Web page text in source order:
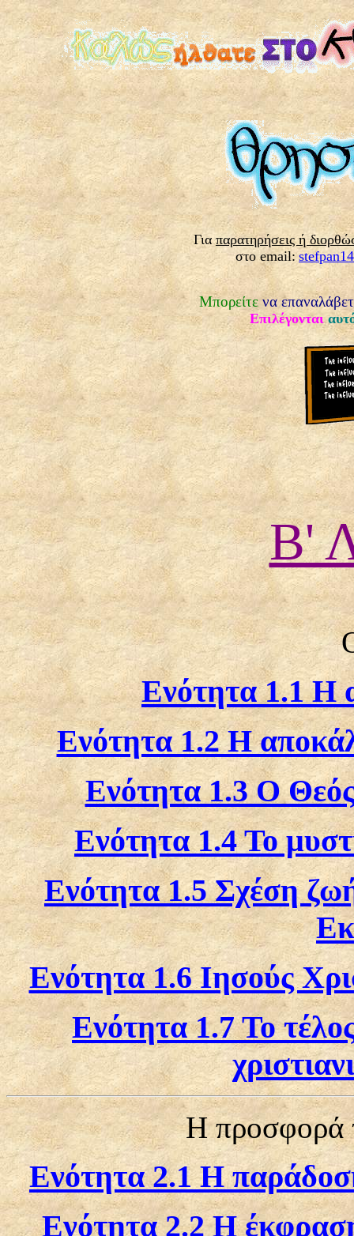
Γιαπαρατηρήσεις ή
στοemail: stefpan
Μπορείτε να
Επιλέγονται
Β'
Ενότητα 1.1 Η
Ενότητα 1.2 Η
Ενότητα 1.3 Ο
Ενότητα 1.4 Το
Ενότητα 1.5 Σχέση
Ενότητα 1.6 Ιησούς
Ενότητα 1.7 Το
Η προσφορά
Ενότητα 2.1 Η
Ενότητα 2.2 Η